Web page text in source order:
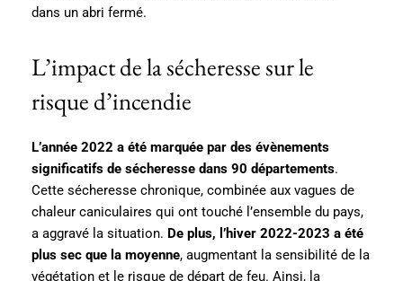
dans un abri fermé.
L’impact de la sécheresse sur le
risque d’incendie
L’année 2022 a été marquée par des évènements
significatifs de sécheresse dans 90 départements.
Cette sécheresse chronique, combinée aux vagues de
chaleur caniculaires qui ont touché l’ensemble du pays,
a aggravé la situation. De plus, l’hiver 2022-2023 a été
plus sec que la moyenne, augmentant la sensibilité de la
végétation et le risque de départ de feu. Ainsi, la